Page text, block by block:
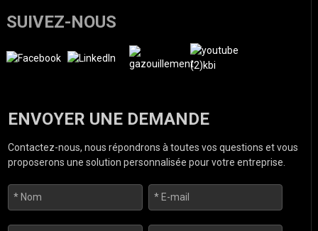
SUIVEZ-NOUS
ENVOYER UNE DEMANDE
Contactez-nous, nous répondrons à toutes vos questions et vous
proposerons une solution personnalisée pour votre entreprise.